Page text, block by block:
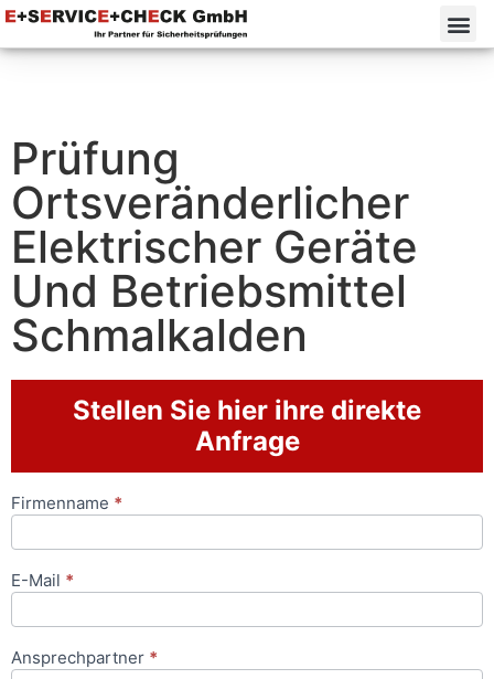
Prüfung
Ortsveränderlicher
Elektrischer Geräte
Und Betriebsmittel
Schmalkalden
Stellen Sie hier ihre direkte
Anfrage
Anfrageformular
Firmenname *
E-Mail *
Ansprechpartner *